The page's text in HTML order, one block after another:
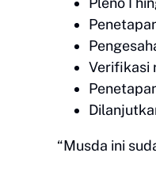
Verifikasi
“Musda ini